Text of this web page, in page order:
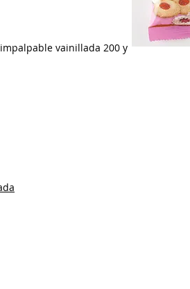
vainillada 200 y